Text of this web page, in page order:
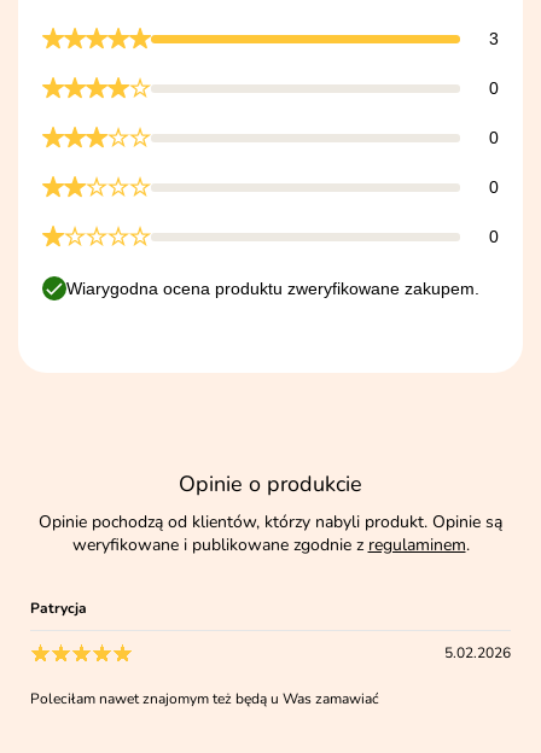
3
0
0
0
0
Wiarygodna ocena produktu zweryfikowane zakupem.
Opinie o produkcie
Opinie pochodzą od klientów, którzy nabyli produkt. Opinie są
weryfikowane i publikowane zgodnie z regulaminem.
Patrycja
5.02.2026
Poleciłam nawet znajomym też będą u Was zamawiać